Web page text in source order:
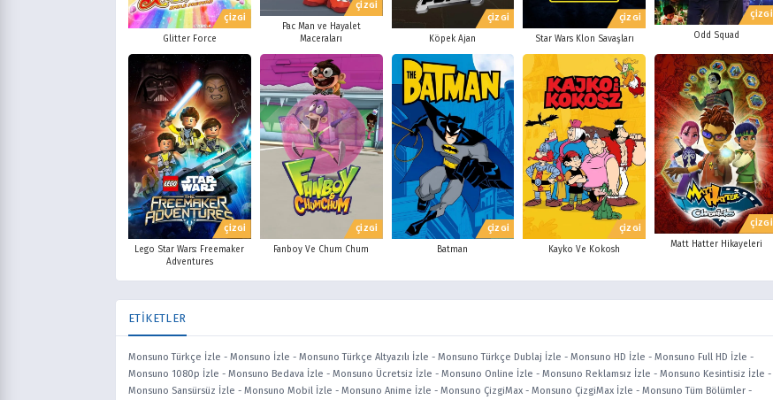
ÇİZGİ
Glitter Force
ÇİZGİ
Pac Man ve Hayalet
Maceraları
ÇİZGİ
Köpek Ajan
ÇİZGİ
Star Wars Klon Savaşları
ÇİZGİ
Odd Squad
ÇİZGİ
Lego Star Wars: Freemaker
Adventures
ÇİZGİ
Fanboy Ve Chum Chum
ÇİZGİ
Batman
ÇİZGİ
Kayko Ve Kokosh
ÇİZGİ
Matt Hatter Hikayeleri
ETİKETLER
Monsuno Türkçe İzle - Monsuno İzle - Monsuno Türkçe Altyazılı İzle - Monsuno Türkçe Dublaj İzle - Monsuno HD İzle - Monsuno Full HD İzle -
Monsuno 1080p İzle - Monsuno Bedava İzle - Monsuno Ücretsiz İzle - Monsuno Online İzle - Monsuno Reklamsız İzle - Monsuno Kesintisiz İzle -
Monsuno Sansürsüz İzle - Monsuno Mobil İzle - Monsuno Anime İzle - Monsuno ÇizgiMax - Monsuno ÇizgiMax İzle - Monsuno Tüm Bölümler -